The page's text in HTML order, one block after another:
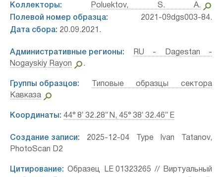
Коллекторы:
Poluektov, S. A.
Полевой номер образца: 2021-09dgs003-84.
Дата сбора: 20.09.2021.
Административные регионы:
RU - Dagestan -
Nogayskiy Rayon
.
Группы образцов:
Типовые образцы сектора
Кавказа
Координаты: 44° 8′ 32.28″ N, 45° 38′ 32.46″ E
Создание записи: 2025-12-04 Type Ivan Tatanov,
PhotoScan D2
Цитирование: Образец LE 01323265 // Виртуальный